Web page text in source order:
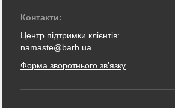
Контакти:
Центр підтримки клієнтів:
namaste@barb.ua
Форма зворотнього зв'язку